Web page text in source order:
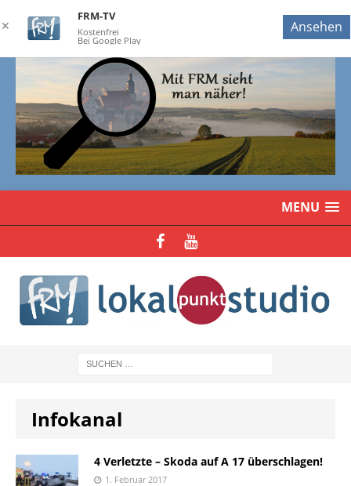
MENU
Infokanal
4 Verletzte – Skoda auf A 17 überschlagen!
1. Februar 2017
✕
FRM-TV
Kostenfrei
Bei Google Play
Ansehen